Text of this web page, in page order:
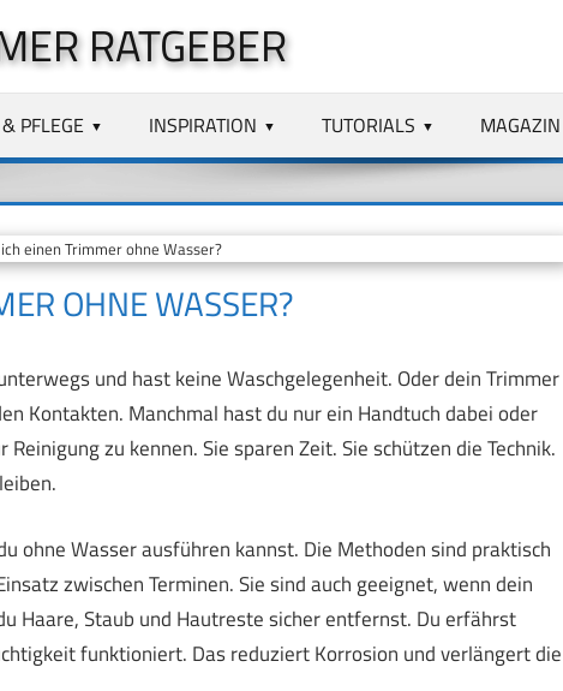
RATGEBER
PFLEGE INSPIRATION TUTORIALS MAGAZIN
einen Trimmer ohne Wasser?
OHNE WASSER?
und hast keine Waschgelegenheit. Oder dein Trimmer
Kontakten. Manchmal hast du nur ein Handtuch dabei oder
zu kennen. Sie sparen Zeit. Sie schützen die Technik.
ohne Wasser ausführen kannst. Die Methoden sind praktisch
zwischen Terminen. Sie sind auch geeignet, wenn dein
Haare, Staub und Hautreste sicher entfernst. Du erfährst
funktioniert. Das reduziert Korrosion und verlängert die